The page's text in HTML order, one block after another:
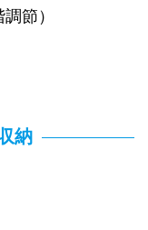
節）
納